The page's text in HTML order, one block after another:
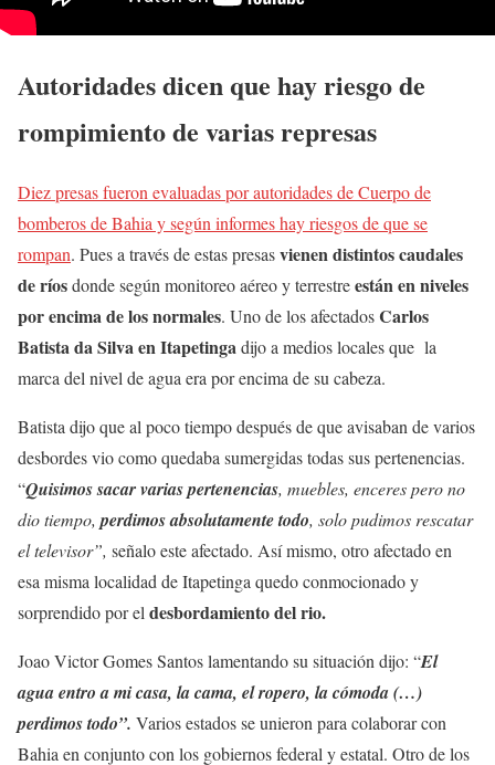
Autoridades dicen que hay riesgo de
rompimiento de varias represas
Diez presas fueron evaluadas por autoridades de Cuerpo de
bomberos de Bahia y según informes hay riesgos de que se
rompan. Pues a través de estas presasvienen distintos caudales
de ríosdonde según monitoreo aéreo y terrestreestán en niveles
por encima de los normales. Uno de los afectadosCarlos
Batista da Silva en Itapetingadijo a medios locales que la
marca del nivel de agua era por encima de su cabeza.
Batista dijo que al poco tiempo después de que avisaban de varios
desbordes vio como quedaba sumergidas todas sus pertenencias.
“Quisimos sacar varias pertenencias, muebles, enceres pero no
dio tiempo, perdimos absolutamente todo, solo pudimos rescatar
el televisor”, señalo este afectado. Así mismo, otro afectado en
esa misma localidad de Itapetinga quedo conmocionado y
sorprendido por el desbordamiento del rio.
Joao Victor Gomes Santos lamentando su situación dijo: “El
agua entro a mi casa, la cama, el ropero, la cómoda (…)
perdimos todo”. Varios estados se unieron para colaborar con
Bahia en conjunto con los gobiernos federal y estatal. Otro de los